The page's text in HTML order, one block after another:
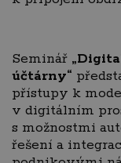
Seminář
účtárny“
přístupy k
v digitálním
s možnostmi
řešení a